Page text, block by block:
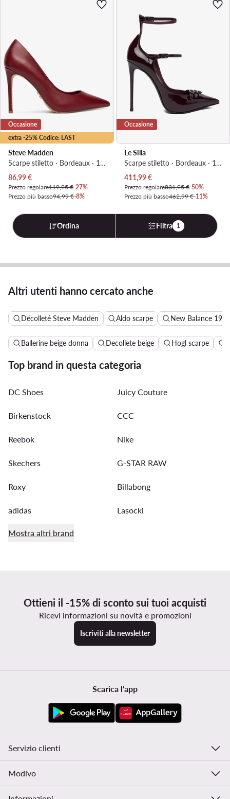
extra -25% Codice: LAST
Occasione
Steve Madden
Scarpe stiletto · Bordeaux · 10 cm
Prezzo attuale
86,99€
Prezzo regolare119,95 €-27%
Prezzo più basso94,99 €-8%
Occasione
Le Silla
Scarpe stiletto · Bordeaux · 11 cm
Prezzo attuale
411,99€
Prezzo regolare831,95 €-50%
Prezzo più basso462,99 €-11%
Ordina Filtra 1
Altri utenti hanno cercato anche
Décolleté Steve Madden Aldo scarpe New Balance
Ballerine beige donna Decollete beige Hogl scarpe
Top brand in questa categoria
DC Shoes Juicy Couture
Birkenstock CCC
Reebok Nike
Skechers G-STAR RAW
Roxy Billabong
adidas Lasocki
Mostra altri brand
Ottieni il -15% di sconto sui tuoi acquisti
Ricevi informazioni su novità e promozioni
Iscriviti alla newsletter
Scarica l'app
Servizio clienti
Modivo